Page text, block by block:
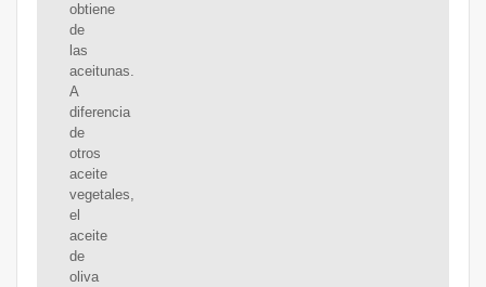
obtiene
de
las
aceitunas.
A
diferencia
de
otros
aceite
vegetales,
el
aceite
de
oliva